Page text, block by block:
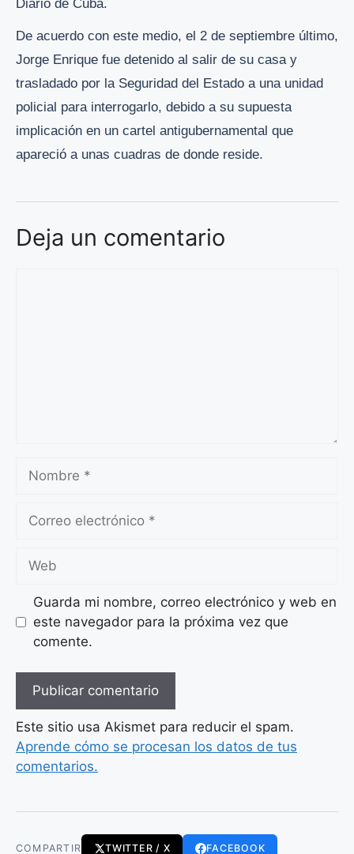
Diario de Cuba.
De acuerdo con este medio, el 2 de septiembre último,
Jorge Enrique fue detenido al salir de su casa y
trasladado por la Seguridad del Estado a una unidad
policial para interrogarlo, debido a su supuesta
implicación en un cartel antigubernamental que
apareció a unas cuadras de donde reside.
Deja un comentario
Nombre
Correo
Web
Guarda mi nombre, correo electrónico y web en
este navegador para la próxima vez que
comente.
Este sitio usa Akismet para reducir el spam.
Aprende cómo se procesan los datos de tus
comentarios.
COMPARTIR TWITTER / X FACEBOOK